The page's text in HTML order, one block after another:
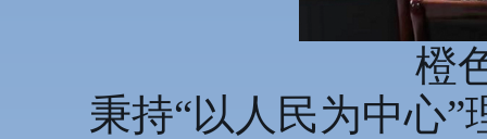
橙
秉持“以人民为中心